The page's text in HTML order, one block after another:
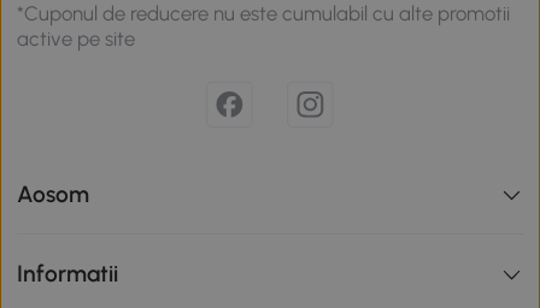
*Cuponul de reducere nu este cumulabil cu alte promotii
active pe site
Aosom
Informatii